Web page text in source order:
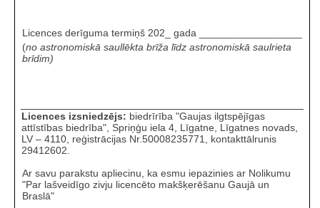
Licences derīguma termiņš 202_ gada __________________
(no astronomiskā saullēkta brīža līdz astronomiskā saulrieta
brīdim)
Licences izsniedzējs: biedrīrība "Gaujas ilgtspējīgas
attīstības biedrība", Spriņģu iela 4, Līgatne, Līgatnes novads,
LV – 4110, reģistrācijas Nr.50008235771, kontakttālrunis
29412602.
Ar savu parakstu apliecinu, ka esmu iepazinies ar Nolikumu
"Par lašveidīgo zivju licencēto makšķerēšanu Gaujā un
Braslā"